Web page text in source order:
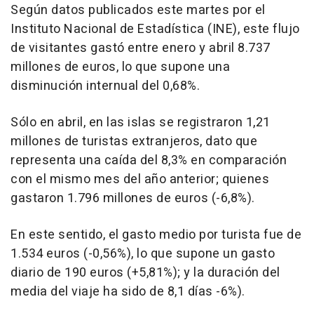
Según datos publicados este martes por el
Instituto Nacional de Estadística (INE), este flujo
de visitantes gastó entre enero y abril 8.737
millones de euros, lo que supone una
disminución internual del 0,68%.
Sólo en abril, en las islas se registraron 1,21
millones de turistas extranjeros, dato que
representa una caída del 8,3% en comparación
con el mismo mes del año anterior; quienes
gastaron 1.796 millones de euros (-6,8%).
En este sentido, el gasto medio por turista fue de
1.534 euros (-0,56%), lo que supone un gasto
diario de 190 euros (+5,81%); y la duración del
media del viaje ha sido de 8,1 días -6%).